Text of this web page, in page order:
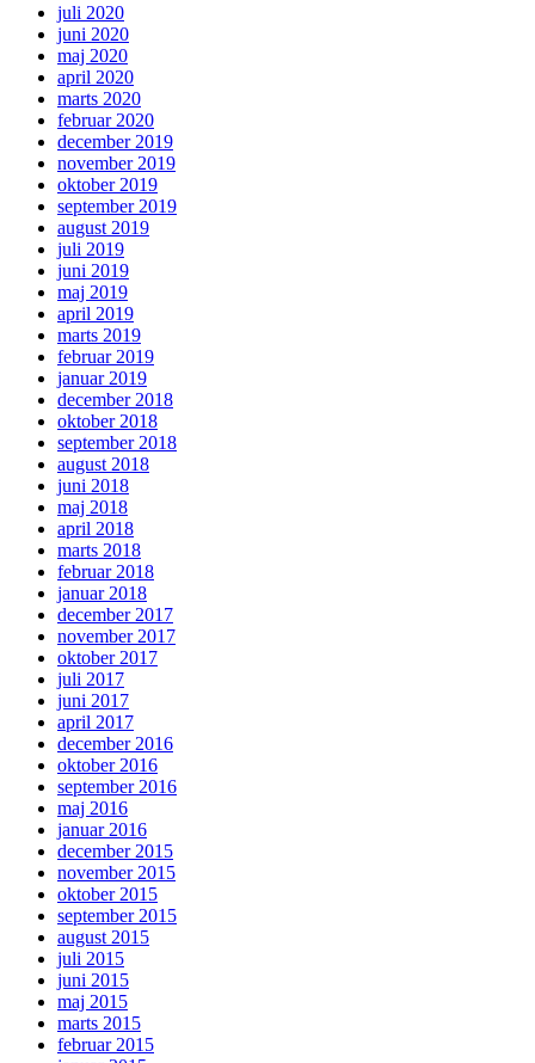
juli 2020
juni 2020
maj 2020
april 2020
marts 2020
februar 2020
december 2019
november 2019
oktober 2019
september 2019
august 2019
juli 2019
juni 2019
maj 2019
april 2019
marts 2019
februar 2019
januar 2019
december 2018
oktober 2018
september 2018
august 2018
juni 2018
maj 2018
april 2018
marts 2018
februar 2018
januar 2018
december 2017
november 2017
oktober 2017
juli 2017
juni 2017
april 2017
december 2016
oktober 2016
september 2016
maj 2016
januar 2016
december 2015
november 2015
oktober 2015
september 2015
august 2015
juli 2015
juni 2015
maj 2015
marts 2015
februar 2015